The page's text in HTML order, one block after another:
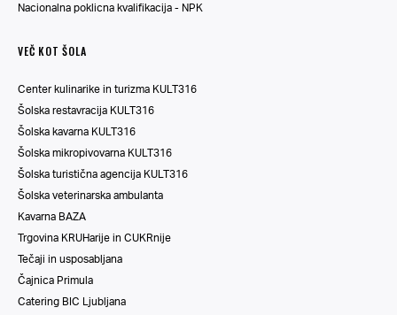
Nacionalna poklicna kvalifikacija - NPK
VEČ KOT ŠOLA
Center kulinarike in turizma KULT316
Šolska restavracija KULT316
Šolska kavarna KULT316
Šolska mikropivovarna KULT316
Šolska turistična agencija KULT316
Šolska veterinarska ambulanta
Kavarna BAZA
Trgovina KRUHarije in CUKRnije
Tečaji in usposabljana
Čajnica Primula
Catering BIC Ljubljana